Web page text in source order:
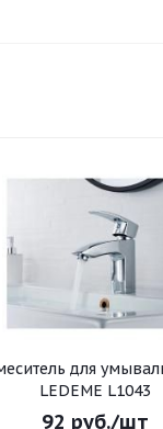
для умывальника
LEDEME L1043
92 руб./шт